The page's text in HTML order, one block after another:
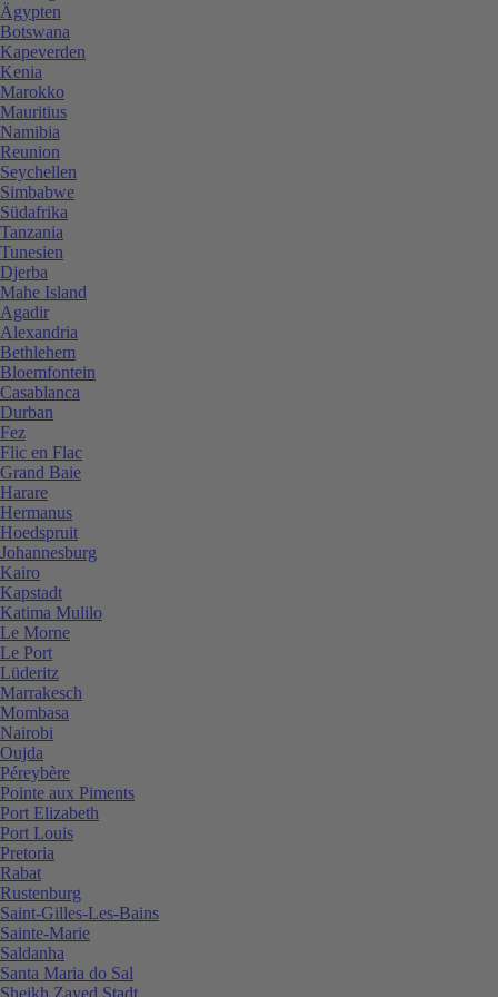
Ägypten
Botswana
Kapeverden
Kenia
Marokko
Mauritius
Namibia
Reunion
Seychellen
Simbabwe
Südafrika
Tanzania
Tunesien
Djerba
Mahe Island
Agadir
Alexandria
Bethlehem
Bloemfontein
Casablanca
Durban
Fez
Flic en Flac
Grand Baie
Harare
Hermanus
Hoedspruit
Johannesburg
Kairo
Kapstadt
Katima Mulilo
Le Morne
Le Port
Lüderitz
Marrakesch
Mombasa
Nairobi
Oujda
Péreybère
Pointe aux Piments
Port Elizabeth
Port Louis
Pretoria
Rabat
Rustenburg
Saint-Gilles-Les-Bains
Sainte-Marie
Saldanha
Santa Maria do Sal
Sheikh Zayed Stadt